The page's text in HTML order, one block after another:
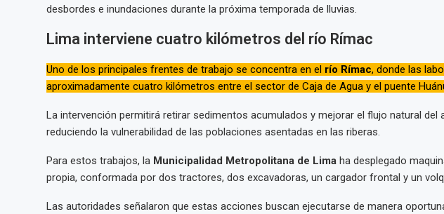
desbordes e inundaciones durante la próxima temporada de lluvias.
Lima interviene cuatro kilómetros del río Rímac
Uno de los principales frentes de trabajo se concentra en el río Rímac, donde las
aproximadamente cuatro kilómetros entre el sector de Caja de Agua y el puente
La intervención permitirá retirar sedimentos acumulados y mejorar el flujo natural del
reduciendo la vulnerabilidad de las poblaciones asentadas en las riberas.
Para estos trabajos, la Municipalidad Metropolitana de Limaha desplegado
propia, conformada por dos tractores, dos excavadoras, un cargador frontal y un
Las autoridades señalaron que estas acciones buscan ejecutarse de manera